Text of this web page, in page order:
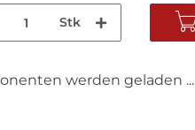
Stk
werden geladen ...